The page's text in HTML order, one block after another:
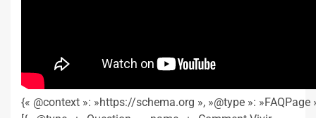
{« @context »: »https://schema.org », »@type »: »FAQPage